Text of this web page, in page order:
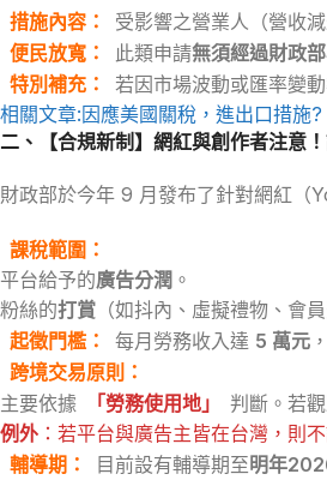
措施內容 ：
受影響之營業人（營收
便民放寬 ： 此類申請無須經過財政
特別補充 ：
若因市場波動或匯率變
相關文章:因應美國關稅，進出口措施?
二、【合規新制】網紅與創作者注意
財政部於今年 9 月發布了針對網紅（
課稅範圍 ：
平台給予的廣告分潤 。
粉絲的打賞 （如抖內、虛擬禮物、會
起徵門檻 ： 每月勞務收入達 5 萬元
跨境交易原則 ：
主要依據
「勞務使用地」
判斷。若
例外 ：若平台與廣告主皆在台灣，則
輔導期 ： 目前設有輔導期至明年